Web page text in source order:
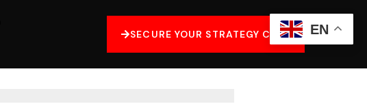
SECURE YOUR STRATEGY CALL EN